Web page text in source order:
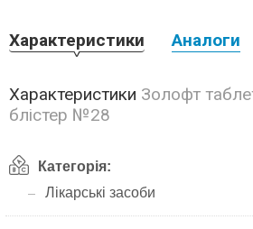
Характеристики Аналоги
Характеристики Золофт
блістер №28
Категорія:
Лікарські засоби